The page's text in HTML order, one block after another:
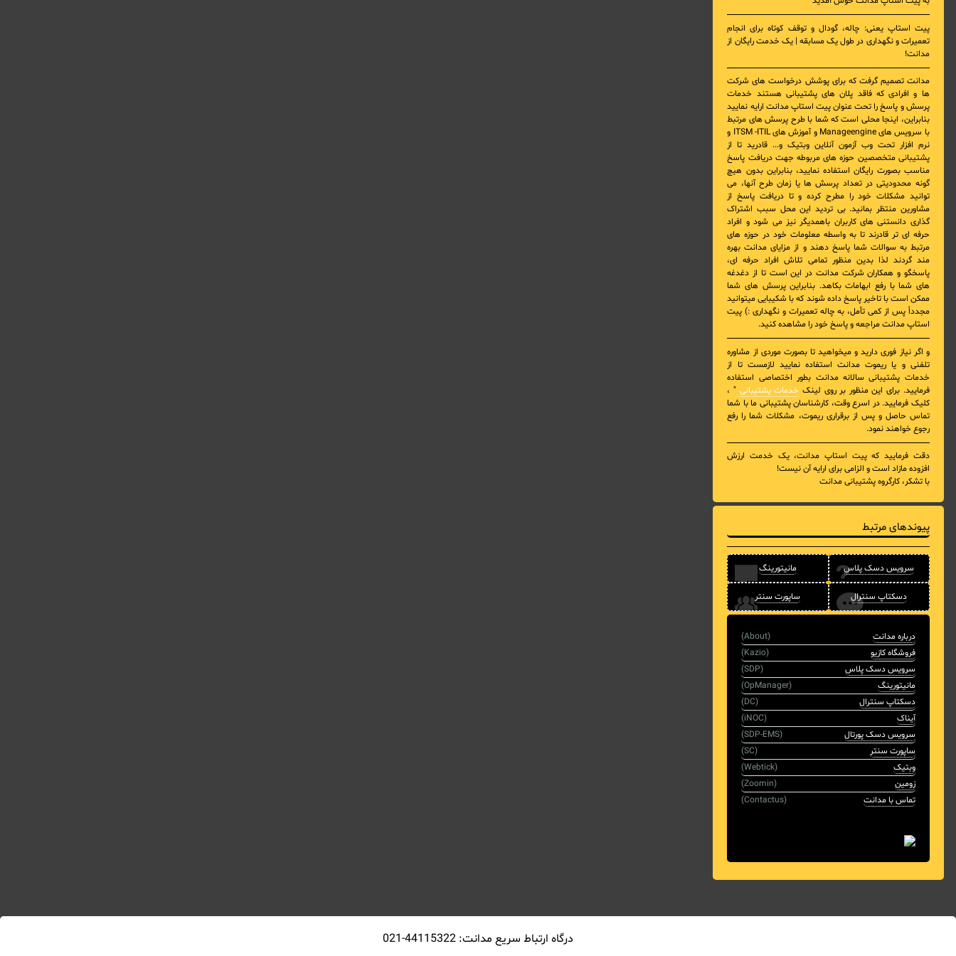
پیت استاپ یعنی: چاله، گودال و توقف کوتاه برای انجام
تعمیرات و نگهداری در طول یک مسابقه | یک خدمت رایگان از
مدانت!
مدانت تصمیم گرفت که برای پوشش درخواست های شرکت
ها و افرادی که فاقد پلان های پشتیبانی هستند خدمات
پرسش و پاسخ را تحت عنوان پیت استاپ مدانت ارایه نمایید
بنابراین، اینجا محلی است که شما با طرح پرسش های مرتبط
با
سرویس های Manageengine و آموزش های ITSM -ITIL و
نرم افزار تحت وب آزمون آنلاین وبتیک و... قادرید تا از
پشتیبانی متخصصین حوزه های مربوطه جهت دریافت پاسخ
مناسب بصورت رایگان استفاده نمایید، بنابراین بدون هیچ
گونه محدودیتی در تعداد پرسش ها یا زمان طرح آنها، می
توانید مشکلات خود را مطرح کرده و تا دریافت پاسخ از
مشاورین منتظر بمانید. بی تردید این محل سبب اشتراک
گذاری دانستنی های کاربران باهمدیگر نیز می شود و افراد
حرفه ای تر قادرند تا به واسطه معلومات خود در حوزه های
مرتبط به سوالات شما پاسخ دهند و از مزایای مدانت بهره
مند گردند لذا بدین منظور تمامی تلاش افراد حرفه ای،
پاسخگو و همکاران شرکت مدانت در این است تا از دغدغه
های شما با رفع ابهامات بکاهد. بنابراین پرسش های شما
ممکن است با تاخیر پاسخ داده شوند که با شکیبایی میتوانید
مجدداً پس از کمی تأمل، به چاله تعمیرات و نگهداری :) پیت
استاپ مدانت مراجعه و پاسخ خود را مشاهده کنید.
و اگر نیاز فوری دارید و میخواهید تا بصورت موردی از مشاوره
تلفنی و یا ریموت مدانت استفاده نمایید لازمست تا از
خدمات پشتیبانی سالانه مدانت بطور اختصاصی استفاده
فرمایید. برای این منظور بر روی لینک خدمات پشتیبانی " ،
کلیک فرمایید. در اسرع وقت، کارشناسان پشتیبانی ما با شما
تماس حاصل و پس از برقراری ریموت، مشکلات شما را رفع
رجوع خواهند نمود.
دقت فرمایید که پیت استاپ مدانت، یک خدمت ارزش
افزوده مازاد است و الزامی برای ارایه آن نیست!
با تشکر، کارگروه پشتیبانی مدانت
پیوندهای مرتبط
سرویس دسک پلاس مانیتورینگ
دسکتاپ سنترال ساپورت سنتر
درباره مدانت
(About)
فروشگاه کازیو
(Kazio)
سرویس دسک پلاس
(SDP)
مانیتورینگ
(OpManager)
دسکتاپ سنترال
(DC)
آیناک
(iNOC)
سرویس دسک پورتال
(SDP-EMS)
ساپورت سنتر
(SC)
وبتیک
(Webtick)
زومین
(Zoomin)
تماس با مدانت
(Contactus)
درگاه ارتباط سريع مدانت: 44115322-021